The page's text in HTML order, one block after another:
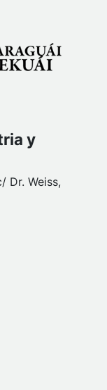
y
Dr. Weiss,